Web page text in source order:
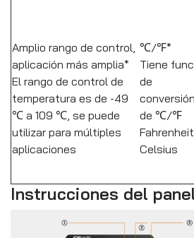
Amplio rango de control,
aplicación más amplia*
El rango de control de
temperatura es de -49
℃ a 109 ℃, se puede
utilizar para múltiples
aplicaciones
℃/℉*
Tiene
de
conversión
de ℃/℉
Fahrenheit
Celsius
Instrucciones del